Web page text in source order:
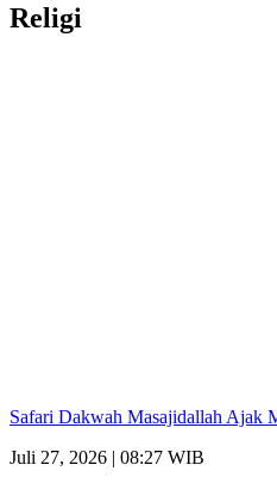
Religi
Safari Dakwah Masajidallah Ajak
Juli 27, 2026 | 08:27 WIB